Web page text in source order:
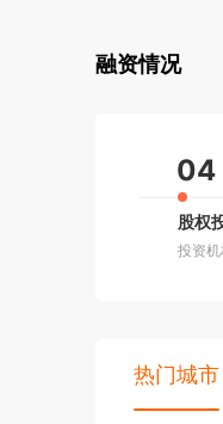
融资情况
04
股权
投资
热门城市